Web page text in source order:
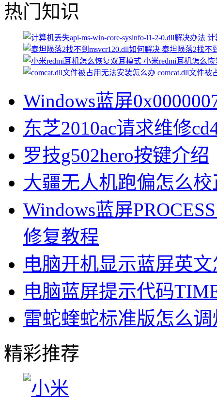
热门知识
计
泰坦陨落2找不
小米redmi耳机怎么
comcat.dll文件被
Windows蓝屏
东芝2010ac请求维修
罗技g502hero按键介绍
大疆无人机跑偏怎么校
Windows蓝屏
修复教程
电脑开机显示蓝屏英
电脑蓝屏提示代码
雷蛇蝰蛇标准版怎么
精彩推荐